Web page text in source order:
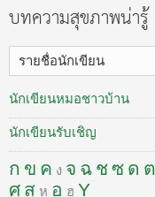
บทความสุขภาพน่ารู้
รายชื่อนักเขียน
นักเขียนหมอชาวบ้าน
นักเขียนรับเชิญ
ก ข ค ง จ ฉ ชซ ด ต
ศ ส ห อ ฮ Y